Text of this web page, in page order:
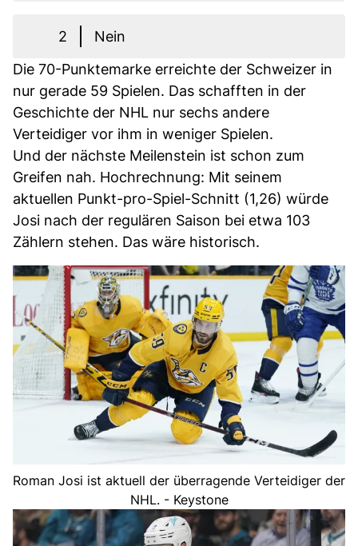
2
Nein
Die 70-Punktemarke erreichte der Schweizer in
nur gerade 59 Spielen. Das schafften in der
Geschichte der NHL nur sechs andere
Verteidiger vor ihm in weniger Spielen.
Und der nächste Meilenstein ist schon zum
Greifen nah. Hochrechnung: Mit seinem
aktuellen Punkt-pro-Spiel-Schnitt (1,26) würde
Josi nach der regulären Saison bei etwa 103
Zählern stehen. Das wäre historisch.
Roman Josi ist aktuell der überragende Verteidiger der
NHL. - Keystone